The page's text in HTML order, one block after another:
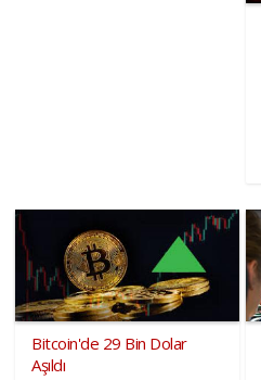
Bitcoin'de 29 Bin Dolar
Aşıldı